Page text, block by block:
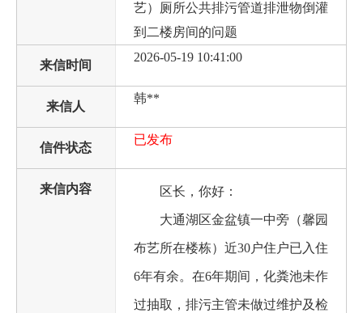
艺）厕所公共排污管道排泄物倒灌
到二楼房间的问题
来信时间
2026-05-19 10:41:00
来信人
韩**
信件状态
已发布
来信内容 区长，你好：
大通湖区金盆镇一中旁（馨园
布艺所在楼栋）近30户住户已入住
6年有余。在6年期间，化粪池未作
过抽取，排污主管未做过维护及检